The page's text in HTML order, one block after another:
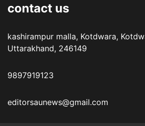
contact us
kashirampur malla, Kotdwara,
Uttarakhand, 246149
9897919123
editorsaunews@gmail.com